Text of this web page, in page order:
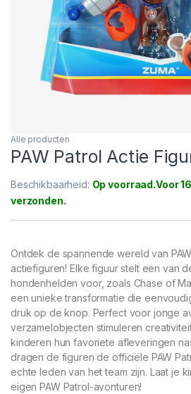
Alle producten
PAW Patrol Actie
Beschikbaarheid: Op voorraad
Ontdek de spannende wereld van
actiefiguren! Elke figuur stelt een van
hondenhelden voor, zoals Chase of
een unieke transformatie die
druk op de knop. Perfect voor jonge
verzamelobjecten stimuleren
kinderen hun favoriete afleveringen
dragen de figuren de officiële PAW
echte leden van het team zijn. Laat je
eigen PAW Patrol-avonturen!